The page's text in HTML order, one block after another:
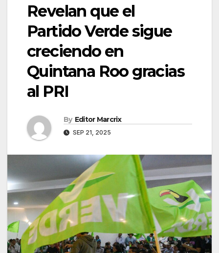
Revelan que el
Partido Verde sigue
creciendo en
Quintana Roo gracias
al PRI
By Editor Marcrix
SEP 21, 2025